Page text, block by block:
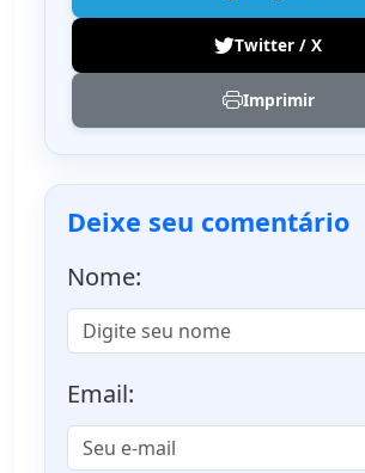
Twitter / X
Imprimir
Deixe seu comentário
Nome:
Email: